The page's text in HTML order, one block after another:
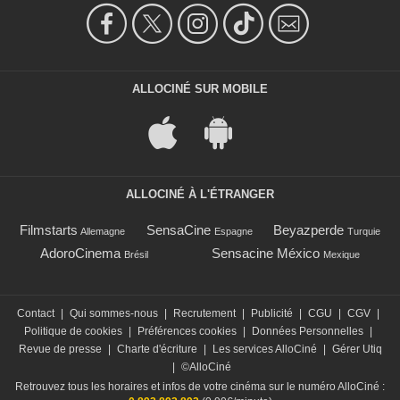
ALLOCINÉ SUR MOBILE
ALLOCINÉ À L'ÉTRANGER
Filmstarts Allemagne SensaCine Espagne Beyazperde Turquie
AdoroCinema Brésil Sensacine México Mexique
Contact Qui sommes-nous Recrutement Publicité CGU CGV
Politique de cookies
Préférences cookies Données Personnelles
Revue de presse
Charte d'écriture Les services AlloCiné
Gérer Utiq
©AlloCiné
Retrouvez tous les horaires et infos de votre cinéma sur le numéro AlloCiné :